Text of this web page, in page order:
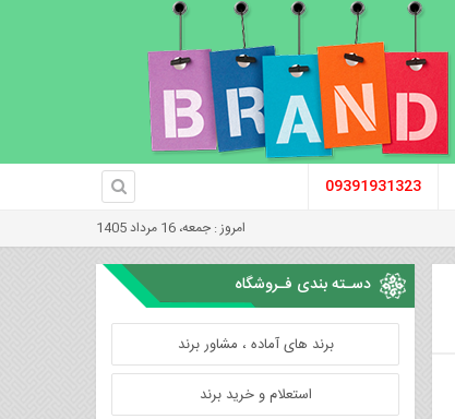
09391931323
امروز : جمعه، 16 مرداد 1405
دسـته بندی فـروشگاه
برند های آماده ، مشاور برند
استعلام و خرید برند